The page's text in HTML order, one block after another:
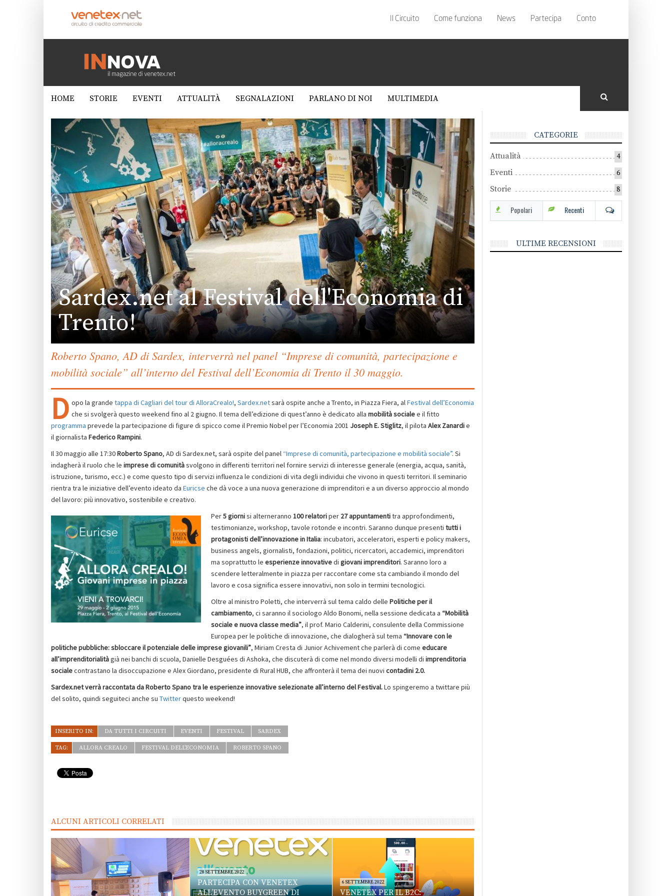
Il Circuito Come funziona News Partecipa Conto
HOME STORIE EVENTI ATTUALITÀ SEGNALAZIONI PARLANO DI NOI MULTIMEDIA
Sardex.net al Festival dell'Economia di
Trento!
Roberto Spano, AD di Sardex, interverrà nel panel “Imprese di comunità, partecipazione e
mobilità sociale” all’interno del Festival dell’Economia di Trento il 30 maggio.
D opo la grande tappa di Cagliari del tour di AlloraCrealo!, Sardex.netsarà ospite anche a Trento, in Piazza Fiera, alFestival dell’Economia
che si svolgerà questo weekend fino al 2 giugno. Il tema dell’edizione di quest’anno è dedicato alla mobilità socialee il fitto
programma prevede la partecipazione di figure di spicco come il Premio Nobel per l’Economia 2001 Joseph E. Stiglitz, il pilota Alex Zanardie
il giornalista Federico Rampini.
Il 30 maggio alle 17:30Roberto Spano, AD di Sardex.net, sarà ospite del panel “Imprese di comunità, partecipazione e mobilità sociale”. Si
indagherà il ruolo che le imprese di comunitàsvolgono in differenti territori nel fornire servizi di interesse generale (energia, acqua, sanità,
istruzione, turismo, ecc.) e come questo tipo di servizi influenza le condizioni di vita degli individui che vivono in questi territori. Il seminario
rientra tra le iniziative dell’evento ideato da Euricse che dà voce a una nuova generazione di imprenditori e a un diverso approccio al mondo
del lavoro: più innovativo, sostenibile e creativo.
Per5 giornisi alterneranno 100 relatoriper 27 appuntamentitra approfondimenti,
testimonianze, workshop, tavole rotonde e incontri. Saranno dunque presenti tutti i
protagonisti dell’innovazione in Italia: incubatori, acceleratori, esperti e policy makers,
business angels, giornalisti, fondazioni, politici, ricercatori, accademici, imprenditori
ma soprattutto le esperienze innovativedi giovani imprenditori. Saranno loro a
scendere letteralmente in piazza per raccontare come sta cambiando il mondo del
lavoro e cosa significa essere innovativi, non solo in termini tecnologici.
Oltre al ministro Poletti, che interverrà sul tema caldo delle Politiche per il
cambiamento, ci saranno il sociologo Aldo Bonomi, nella sessione dedicata a “Mobilità
sociale e nuova classe media”, il prof. Mario Calderini, consulente della Commissione
Europea per le politiche di innovazione, che dialogherà sul tema “Innovare con le
politiche pubbliche: sbloccare il potenziale delle imprese giovanili”, Miriam Cresta di Junior Achivement che parlerà di come educare
all’imprenditorialitàgià nei banchi di scuola, Danielle Desguées di Ashoka, che discuterà di come nel mondo diversi modelli di imprenditoria
socialecontrastano la disoccupazione e Alex Giordano, presidente di Rural HUB, che affronterà il tema dei nuovi contadini 2.0.
Sardex.net verrà raccontata da Roberto Spano tra le esperienze innovative selezionate all’interno del Festival.Lo spingeremo a twittare più
del solito, quindi seguiteci anche su Twitterquesto weekend!
INSERITO IN: DA TUTTI I CIRCUITI EVENTI FESTIVAL SARDEX
TAG: ALLORA CREALO FESTIVAL DELL'ECONOMIA ROBERTO SPANO
ALCUNI ARTICOLI CORRELATI
28 SETTEMBRE 2022
PARTECIPA CON VENETEX
ALL’EVENTO BUYGREEN DI
6 SETTEMBRE 2022
VENETEX PER IL B2C:
CATEGORIE
Attualità 4
Eventi 6
Storie 8
Popolari Recenti
ULTIME RECENSIONI